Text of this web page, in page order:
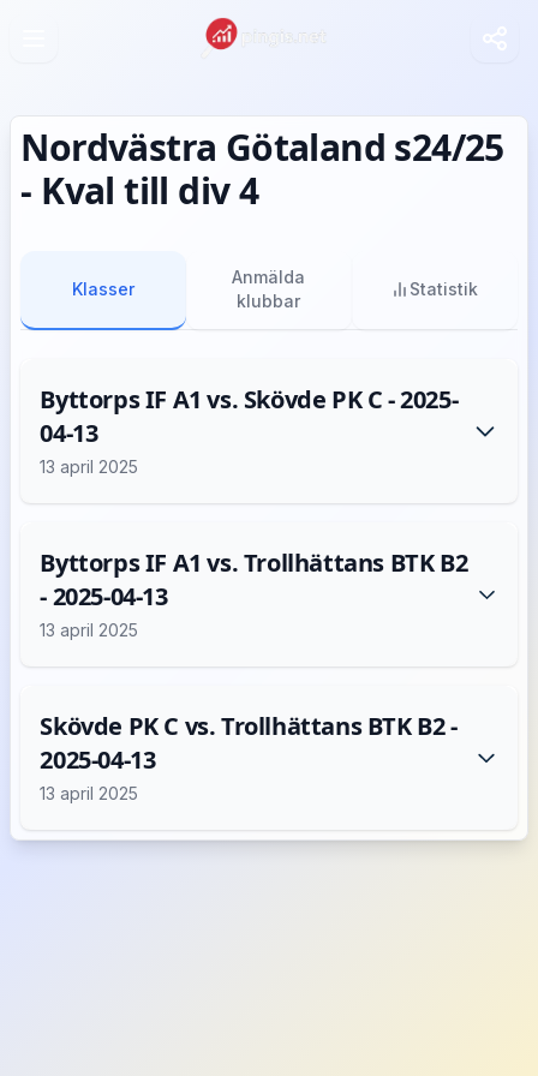
Nordvästra Götaland s24/25
- Kval till div 4
Klasser
Anmälda
klubbar
Statistik
Byttorps IF A1 vs. Skövde PK C - 2025-
04-13
13 april 2025
Byttorps IF A1 vs. Trollhättans BTK B2
- 2025-04-13
13 april 2025
Skövde PK C vs. Trollhättans BTK B2 -
2025-04-13
13 april 2025